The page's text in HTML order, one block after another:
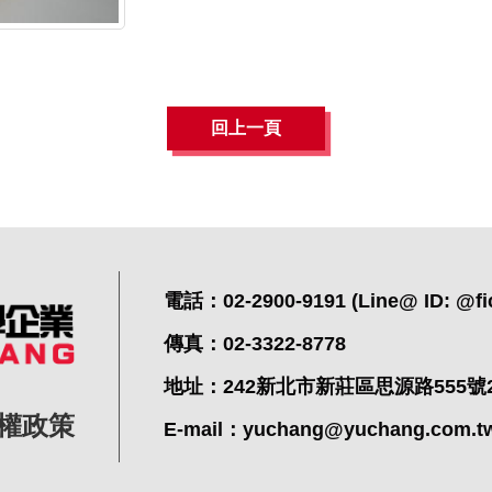
回上一頁
政策
電話：02-2900-9191 (Line@ ID:
傳真：02-3322-8778
地址：242新北市新莊區思源路555號
E-mail：